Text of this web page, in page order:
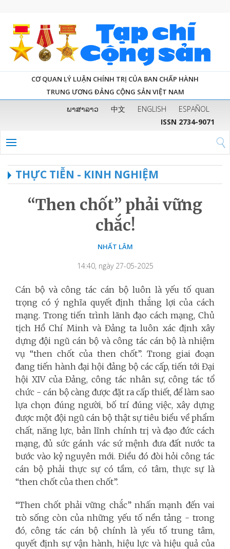
CƠ QUAN LÝ LUẬN CHÍNH TRỊ CỦA BAN CHẤP HÀNH
TRUNG ƯƠNG ĐẢNG CỘNG SẢN VIỆT NAM
ພາສາລາວ 中文 ENGLISH
ESPAÑOL
ISSN 2734-9071
THỰC TIỄN - KINH NGHIỆM
“Then chốt” phải vững
chắc!
NHẤT LÂM
14:40, ngày 27-05-2025
Cán bộ và công tác cán bộ luôn là yếu tố quan
trọng có ý nghĩa quyết định thắng lợi của cách
mạng. Trong tiến trình lãnh đạo cách mạng, Chủ
tịch Hồ Chí Minh và Đảng ta luôn xác định xây
dựng đội ngũ cán bộ và công tác cán bộ là nhiệm
vụ “then chốt của then chốt”. Trong giai đoạn
đang tiến hành đại hội đảng bộ các cấp, tiến tới Đại
hội XIV của Đảng, công tác nhân sự, công tác tổ
chức - cán bộ càng được đặt ra cấp thiết, để làm sao
lựa chọn đúng người, bố trí đúng việc, xây dựng
được một đội ngũ cán bộ thật sự tiêu biểu về phẩm
chất, năng lực, bản lĩnh chính trị và đạo đức cách
mạng, đủ sức gánh vác sứ mệnh đưa đất nước ta
bước vào kỷ nguyên mới. Điều đó đòi hỏi công tác
cán bộ phải thực sự có tầm, có tâm, thực sự là
“then chốt của then chốt”.
“Then chốt phải vững chắc” nhấn mạnh đến vai
trò sống còn của những yếu tố nền tảng - trong
đó, công tác cán bộ chính là yếu tố trung tâm,
quyết định sự vận hành, hiệu lực và hiệu quả của